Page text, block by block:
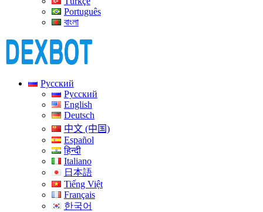
Português
বাংলা
Русский
Русский
English
Deutsch
中文 (中国)
Español
हिन्दी
Italiano
日本語
Tiếng Việt
Français
한국어